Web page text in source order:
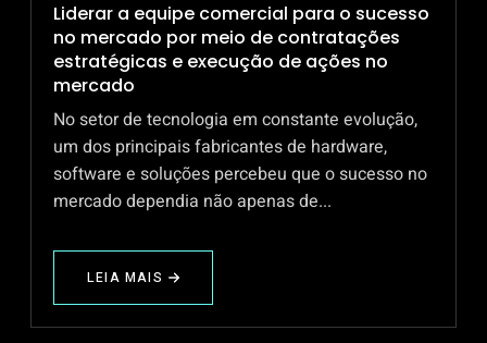
Liderar a equipe comercial para o sucesso
no mercado por meio de contratações
estratégicas e execução de ações no
mercado
No setor de tecnologia em constante evolução,
um dos principais fabricantes de hardware,
software e soluções percebeu que o sucesso no
mercado dependia não apenas de...
LEIA MAIS
ABOUT
LIDERAR
A